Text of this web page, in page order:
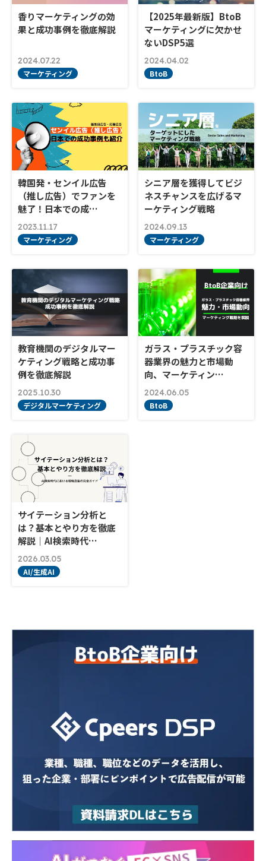
香りマーケティングの効
果と成功事例を徹底解説
2024.07.22
マーケティング
【2025年最新版】BtoB
マーケティングに欠かせ
ないDSP5選
2024.04.02
BtoB
韓国発・センイル広告
（推し広告）でファンを
魅了！日本での成…
2023.11.17
マーケティング
シニア層を獲得してビジ
ネスチャンスを広げるマ
ーケティング戦略
2024.09.13
マーケティング
教育機関のデジタルマー
ケティング戦略と成功事
例を徹底解説
2025.10.30
デジタルマーケティング
ガラス・プラスチック容
器業界の魅力と市場動
向、マーケティン…
2024.06.05
BtoB
サイテーション分析と
は？基本とやり方を徹底
解説｜AI検索時代…
2026.03.05
AI/生成AI